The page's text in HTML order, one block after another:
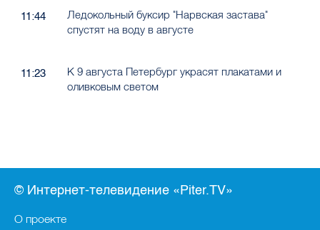
11:44
Ледокольный буксир "Нарвская застава"
спустят на воду в августе
11:23
К 9 августа Петербург украсят плакатами и
оливковым светом
© Интернет-телевидение «Piter.TV»
О проекте